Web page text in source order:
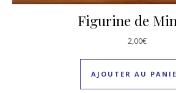
Figurine de
2,00€
AJOUTER AU